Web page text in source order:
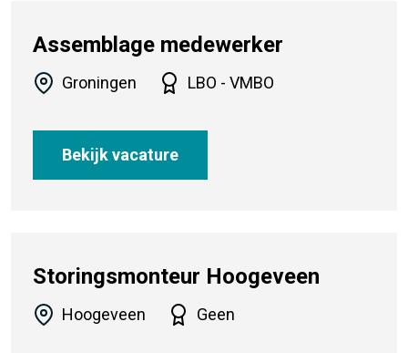
Assemblage medewerker
Groningen LBO - VMBO
Bekijk vacature
Storingsmonteur Hoogeveen
Hoogeveen Geen